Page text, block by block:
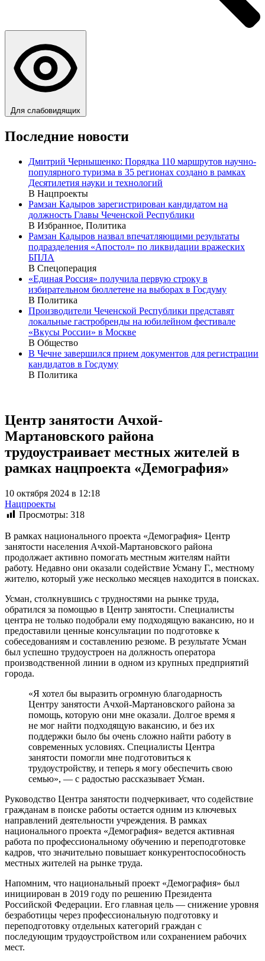
Для слабовидящих
Последние новости
Дмитрий Чернышенко: Порядка 110 маршрутов научно-
популярного туризма в 35 регионах создано в рамках
Десятилетия науки и технологий
В Нацпроекты
Рамзан Кадыров зарегистрирован кандидатом на
должность Главы Чеченской Республики
В Избранное, Политика
Рамзан Кадыров назвал впечатляющими результаты
подразделения «Апостол» по ликвидации вражеских
БПЛА
В Спецоперация
«Единая Россия» получила первую строку в
избирательном бюллетене на выборах в Госдуму
В Политика
Производители Чеченской Республики представят
локальные гастробренды на юбилейном фестивале
«Вкусы России» в Москве
В Общество
В Чечне завершился прием документов для регистрации
кандидатов в Госдуму
В Политика
Центр занятости Ачхой-
Мартановского района
трудоустраивает местных жителей в
рамках нацпроекта «Демография»
10 октября 2024 в 12:18
Нацпроекты
Просмотры: 318
В рамках национального проекта «Демография» Центр
занятости населения Ачхой-Мартановского района
продолжает активно помогать местным жителям найти
работу. Недавно они оказали содействие Усману Г., местному
жителю, который уже несколько месяцев находится в поисках.
Усман, столкнувшись с трудностями на рынке труда,
обратился за помощью в Центр занятости. Специалисты
центра не только подобрали ему подходящую вакансию, но и
предоставили ценные консультации по подготовке к
собеседованиям и составлению резюме. В результате Усман
был успешно трудоустроен на должность оператора
производственной линии в одном из крупных предприятий
города.
«Я хотел бы выразить огромную благодарность
Центру занятости Ачхой-Мартановского района за
помощь, которую они мне оказали. Долгое время я
не мог найти подходящую вакансию, и без их
поддержки было бы очень сложно найти работу в
современных условиях. Специалисты Центра
занятости помогли мне подготовиться к
трудоустройству, и теперь я могу обеспечить свою
семью», — с радостью рассказывает Усман.
Руководство Центра занятости подчеркивает, что содействие
гражданам в поиске работы остается одним из ключевых
направлений деятельности учреждения. В рамках
национального проекта «Демография» ведется активная
работа по профессиональному обучению и переподготовке
кадров, что значительно повышает конкурентоспособность
местных жителей на рынке труда.
Напомним, что национальный проект «Демография» был
инициирован в 2019 году по решению Президента
Российской Федерации. Его главная цель — снижение уровня
безработицы через профессиональную подготовку и
переподготовку отдельных категорий граждан с
последующим трудоустройством или сохранением рабочих
мест.